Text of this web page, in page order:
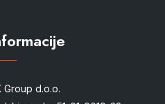
Group d.o.o.